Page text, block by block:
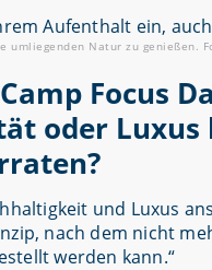
Natur zu genießen.
Focus
oder Luxus
und Luxus
nach dem nicht
werden kann.“